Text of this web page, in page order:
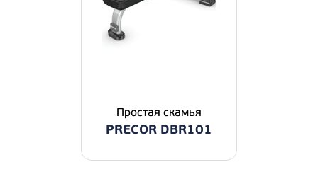
Простая скамья
PRECOR DBR101